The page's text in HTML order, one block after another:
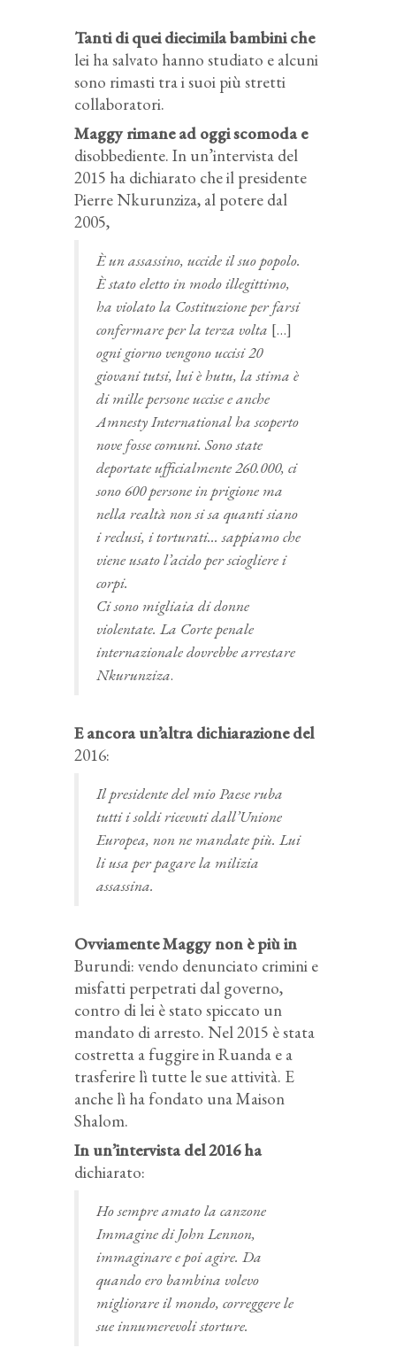
Tanti di quei diecimila bambini che
lei ha salvato hanno studiato e alcuni
sono rimasti tra i suoi più stretti
collaboratori.
Maggy rimane ad oggi scomoda e
disobbediente. In un’intervista del
2015 ha dichiarato che il presidente
Pierre Nkurunziza, al potere dal
2005,
È un assassino, uccide il suo popolo.
È stato eletto in modo illegittimo,
ha violato la Costituzione per farsi
confermare per la terza volta […]
ogni giorno vengono uccisi 20
giovani tutsi, lui è hutu, la stima è
di mille persone uccise e anche
Amnesty International ha scoperto
nove fosse comuni. Sono state
deportate ufficialmente 260.000, ci
sono 600 persone in prigione ma
nella realtà non si sa quanti siano
i reclusi, i torturati… sappiamo che
viene usato l’acido per sciogliere i
corpi.
Ci sono migliaia di donne
violentate. La Corte penale
internazionale dovrebbe arrestare
Nkurunziza.
E ancora un’altra dichiarazione del
2016:
Il presidente del mio Paese ruba
tutti i soldi ricevuti dall’Unione
Europea, non ne mandate più. Lui
li usa per pagare la milizia
assassina.
Ovviamente Maggy non è più in
Burundi: vendo denunciato crimini e
misfatti perpetrati dal governo,
contro di lei è stato spiccato un
mandato di arresto. Nel 2015 è stata
costretta a fuggire in Ruanda e a
trasferire lì tutte le sue attività. E
anche lì ha fondato una Maison
Shalom.
In un’intervista del 2016 ha
dichiarato:
Ho sempre amato la canzone
Immagine di John Lennon,
immaginare e poi agire. Da
quando ero bambina volevo
migliorare il mondo, correggere le
sue innumerevoli storture.